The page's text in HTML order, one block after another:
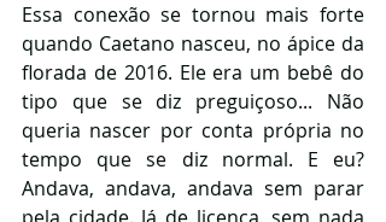
Essa conexão se tornou mais forte
quando Caetano nasceu, no ápice da
florada de 2016. Ele era um bebê do
tipo que se diz preguiçoso... Não
queria nascer por conta própria no
tempo que se diz normal. E eu?
Andava, andava, andava sem parar